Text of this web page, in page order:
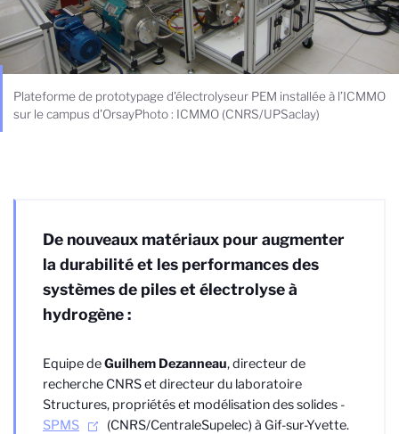
Plateforme de prototypage d'électrolyseur PEM installée à l’ICMMO
sur le campus d'OrsayPhoto : ICMMO (CNRS/UPSaclay)
De nouveaux matériaux pour augmenter
la durabilité et les performances des
systèmes de piles et électrolyse à
hydrogène :
Equipe deGuilhem Dezanneau, directeur de
recherche CNRS et directeur du laboratoire
Structures, propriétés et modélisation des solides -
SPMS
(CNRS/CentraleSupelec) à Gif-sur-Yvette.